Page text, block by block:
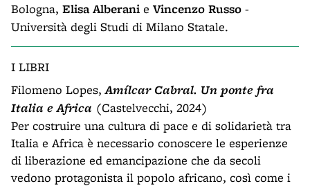
Bologna, Elisa Alberani e Vincenzo Russo -
Università degli Studi di Milano Statale.
I LIBRI
Filomeno Lopes, Amílcar Cabral. Un ponte fra
Italia e Africa (Castelvecchi, 2024)
Per costruire una cultura di pace e di solidarietà tra
Italia e Africa è necessario conoscere le esperienze
di liberazione ed emancipazione che da secoli
vedono protagonista il popolo africano, così come i